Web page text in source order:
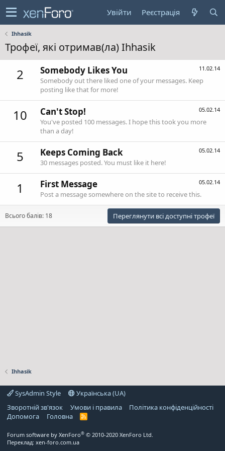
Увійти Реєстрація
Ihhasik
Трофеї, які отримав(ла) Ihhasik
2 11.02.14
Somebody Likes You
Somebody out there liked one of your messages. Keep
posting like that for more!
10 05.02.14
Can't Stop!
You've posted 100 messages. I hope this took you more
than a day!
5 05.02.14
Keeps Coming Back
30 messages posted. You must like it here!
1 05.02.14
First Message
Post a message somewhere on the site to receive this.
Всього балів: 18 Переглянути всі доступні трофеї
Ihhasik
SysAdmin Style
Українська (UA)
Зворотній зв'язок
Умови і правила
Політика конфіденційності
Дoпoмoга
Головна
R
Forum software by XenForo® © 2010-2020 XenForo Ltd.
Переклад: xen-foro.com.ua